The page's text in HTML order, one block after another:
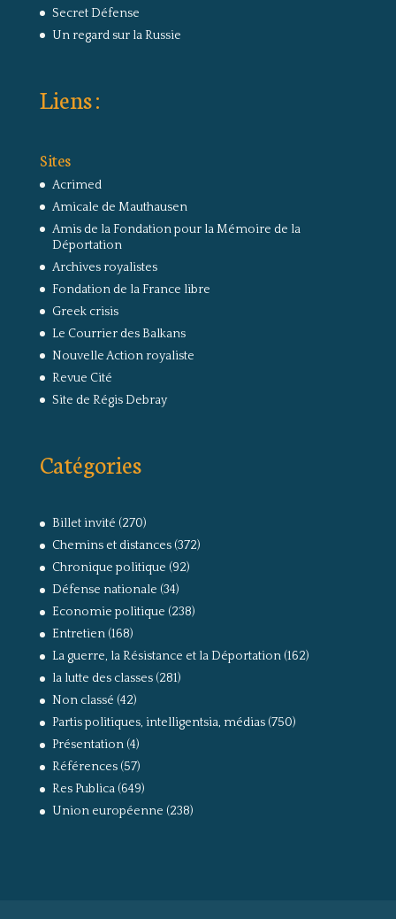
Secret Défense
Un regard sur la Russie
Liens :
Sites
Acrimed
Amicale de Mauthausen
Amis de la Fondation pour la Mémoire de la
Déportation
Archives royalistes
Fondation de la France libre
Greek crisis
Le Courrier des Balkans
Nouvelle Action royaliste
Revue Cité
Site de Régis Debray
Catégories
Billet invité (270)
Chemins et distances(372)
Chronique politique (92)
Défense nationale (34)
Economie politique (238)
Entretien(168)
La guerre, la Résistance et la Déportation(162)
la lutte des classes(281)
Non classé (42)
Partis politiques, intelligentsia, médias(750)
Présentation(4)
Références(57)
Res Publica(649)
Union européenne (238)